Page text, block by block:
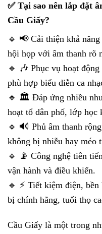
✅ Tại sao nên lắp đặt
Cầu Giấy?
🔹 📢 Cải thiện khả
hội họp với âm thanh rõ
🔹 🎶 Phục vụ hoạt
phù hợp biểu diễn ca
🔹 🏛 Đáp ứng nhiều
hoạt tổ dân phố, lớp
🔹 🔊 Phủ âm thanh
không bị nhiễu hay méo
🔹 📡 Công nghệ tiên
vận hành và điều khiển.
🔹 ⚡ Tiết kiệm điện,
bị chính hãng, tuổi thọ
Cầu Giấy là một trong